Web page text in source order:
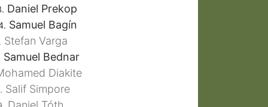
Daniel Prekop
Samuel Bagín
Stefan Varga
Samuel Bednar
Diakite
Salif Simpore